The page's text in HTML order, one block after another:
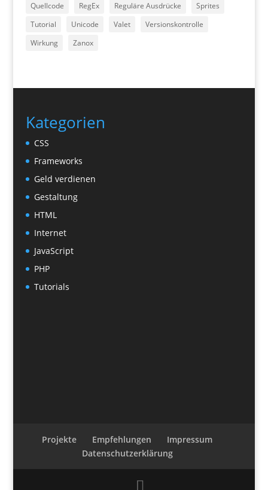
Quellcode
RegEx Reguläre Ausdrücke
Sprites
Tutorial
Unicode Valet
Versionskontrolle
Wirkung
Zanox
Kategorien
CSS
Frameworks
Geld verdienen
Gestaltung
HTML
Internet
JavaScript
PHP
Tutorials
Projekte Empfehlungen
Impressum
Datenschutzerklärung